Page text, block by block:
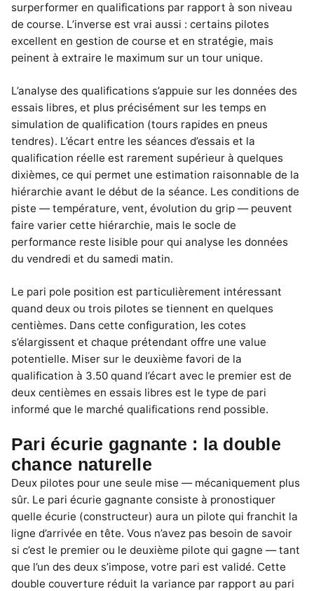
surperformer en qualifications par rapport à son niveau
de course. L’inverse est vrai aussi : certains pilotes
excellent en gestion de course et en stratégie, mais
peinent à extraire le maximum sur un tour unique.
L’analyse des qualifications s’appuie sur les données des
essais libres, et plus précisément sur les temps en
simulation de qualification (tours rapides en pneus
tendres). L’écart entre les séances d’essais et la
qualification réelle est rarement supérieur à quelques
dixièmes, ce qui permet une estimation raisonnable de la
hiérarchie avant le début de la séance. Les conditions de
piste — température, vent, évolution du grip — peuvent
faire varier cette hiérarchie, mais le socle de
performance reste lisible pour qui analyse les données
du vendredi et du samedi matin.
Le pari pole position est particulièrement intéressant
quand deux ou trois pilotes se tiennent en quelques
centièmes. Dans cette configuration, les cotes
s’élargissent et chaque prétendant offre une value
potentielle. Miser sur le deuxième favori de la
qualification à 3.50 quand l’écart avec le premier est de
deux centièmes en essais libres est le type de pari
informé que le marché qualifications rend possible.
Pari écurie gagnante : la double
chance naturelle
Deux pilotes pour une seule mise — mécaniquement plus
sûr. Le pari écurie gagnante consiste à pronostiquer
quelle écurie (constructeur) aura un pilote qui franchit la
ligne d’arrivée en tête. Vous n’avez pas besoin de savoir
si c’est le premier ou le deuxième pilote qui gagne — tant
que l’un des deux s’impose, votre pari est validé. Cette
double couverture réduit la variance par rapport au pari